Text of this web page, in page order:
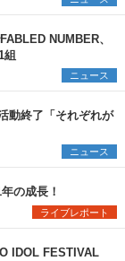
NUMBER、
組
ニュース
動終了「それぞれが
ニュース
の成長！
ライブレポート
IDOL FESTIVAL